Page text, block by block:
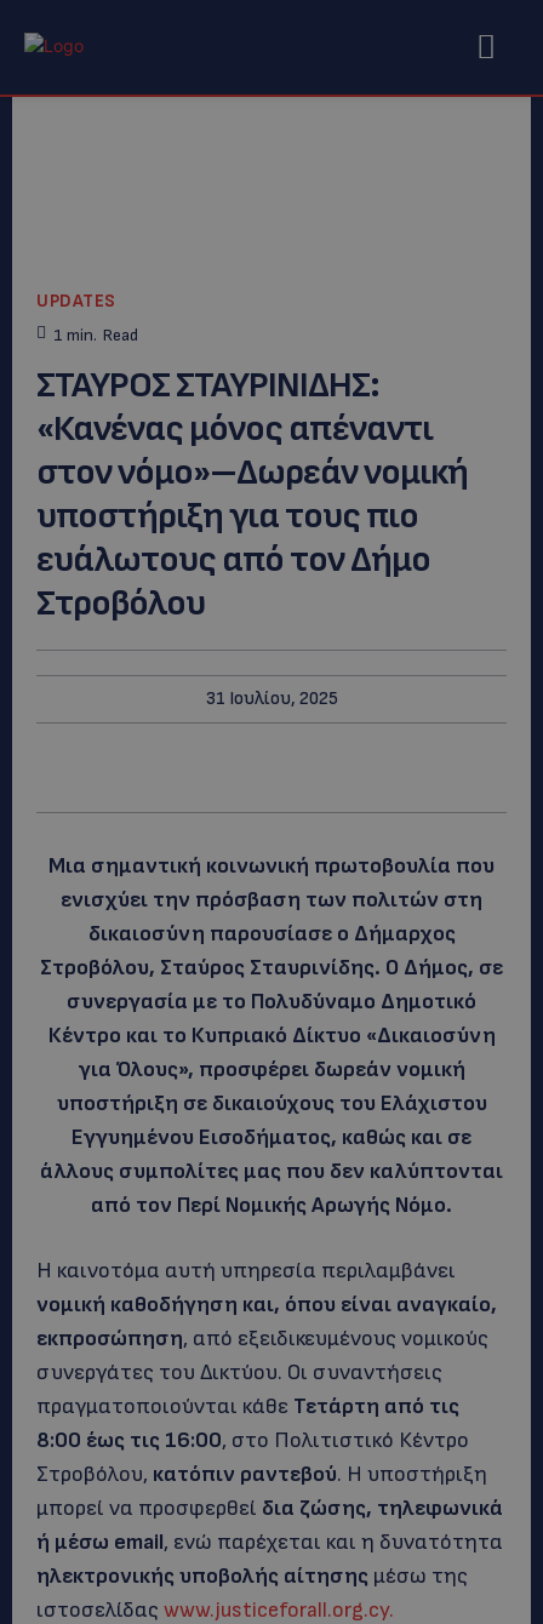
UPDATES
1 min. Read
ΣΤΑΥΡΟΣ ΣΤΑΥΡΙΝΙΔΗΣ:
«Κανένας μόνος απέναντι
στον νόμο»–Δωρεάν νομική
υποστήριξη για τους πιο
ευάλωτους από τον Δήμο
Στροβόλου
31 Ιουλίου, 2025
Μια σημαντική κοινωνική πρωτοβουλία που
ενισχύει την πρόσβαση των πολιτών στη
δικαιοσύνη παρουσίασε ο Δήμαρχος
Στροβόλου, Σταύρος Σταυρινίδης. Ο Δήμος, σε
συνεργασία με το Πολυδύναμο Δημοτικό
Κέντρο και το Κυπριακό Δίκτυο «Δικαιοσύνη
για Όλους», προσφέρει δωρεάν νομική
υποστήριξη σε δικαιούχους του Ελάχιστου
Εγγυημένου Εισοδήματος, καθώς και σε
άλλους συμπολίτες μας που δεν καλύπτονται
από τον Περί Νομικής Αρωγής Νόμο.
Η καινοτόμα αυτή υπηρεσία περιλαμβάνει
νομική καθοδήγηση και, όπου είναι αναγκαίο,
εκπροσώπηση, από εξειδικευμένους νομικούς
συνεργάτες του Δικτύου. Οι συναντήσεις
πραγματοποιούνται κάθε Τετάρτη από τις
8:00 έως τις 16:00, στο Πολιτιστικό Κέντρο
Στροβόλου, κατόπιν ραντεβού. Η υποστήριξη
μπορεί να προσφερθεί δια ζώσης, τηλεφωνικά
ή μέσω email, ενώ παρέχεται και η δυνατότητα
ηλεκτρονικής υποβολής αίτησης μέσω της
ιστοσελίδας www.justiceforall.org.cy.